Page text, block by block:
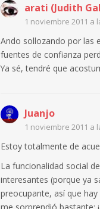
arati (Judith
1 noviembre 2011 a
Ando sollozando por las
fuentes de confianza
Ya sé, tendré que
Juanjo
1 noviembre 2011 a
Estoy totalmente de
La funcionalidad social
interesantes (porque ya
preocupante, así que